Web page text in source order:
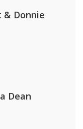
& Donnie
Dean